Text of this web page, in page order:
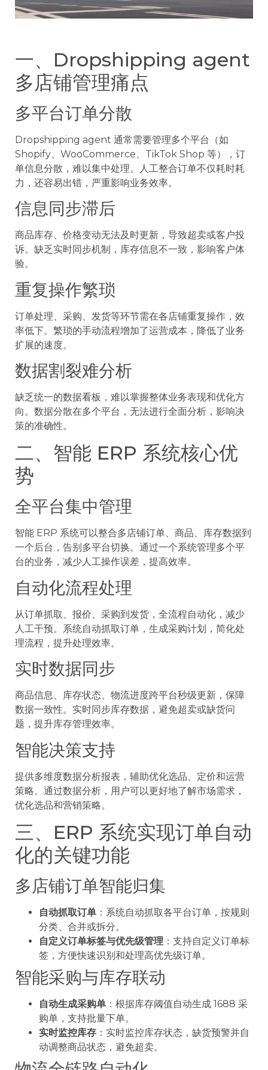
一、Dropshipping agent
多店铺管理痛点
多平台订单分散
Dropshipping agent 通常需要管理多个平台（如
Shopify、WooCommerce、TikTok Shop 等），订
单信息分散，难以集中处理。人工整合订单不仅耗时耗
力，还容易出错，严重影响业务效率。
信息同步滞后
商品库存、价格变动无法及时更新，导致超卖或客户投
诉。缺乏实时同步机制，库存信息不一致，影响客户体
验。
重复操作繁琐
订单处理、采购、发货等环节需在各店铺重复操作，效
率低下。繁琐的手动流程增加了运营成本，降低了业务
扩展的速度。
数据割裂难分析
缺乏统一的数据看板，难以掌握整体业务表现和优化方
向。数据分散在多个平台，无法进行全面分析，影响决
策的准确性。
二、智能 ERP 系统核心优
势
全平台集中管理
智能 ERP 系统可以整合多店铺订单、商品、库存数据到
一个后台，告别多平台切换。通过一个系统管理多个平
台的业务，减少人工操作误差，提高效率。
自动化流程处理
从订单抓取、报价、采购到发货，全流程自动化，减少
人工干预。系统自动抓取订单，生成采购计划，简化处
理流程，提升处理效率。
实时数据同步
商品信息、库存状态、物流进度跨平台秒级更新，保障
数据一致性。实时同步库存数据，避免超卖或缺货问
题，提升库存管理效率。
智能决策支持
提供多维度数据分析报表，辅助优化选品、定价和运营
策略。通过数据分析，用户可以更好地了解市场需求，
优化选品和营销策略。
三、ERP 系统实现订单自动
化的关键功能
多店铺订单智能归集
自动抓取订单 ：系统自动抓取各平台订单，按规则
分类、合并或拆分。
自定义订单标签与优先级管理 ：支持自定义订单标
签，方便快速识别和处理高优先级订单。
智能采购与库存联动
自动生成采购单 ：根据库存阈值自动生成 1688 采
购单，支持批量下单。
实时监控库存 ：实时监控库存状态，缺货预警并自
动调整商品状态，避免超卖。